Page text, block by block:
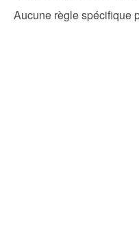
Aucune règle spécifique